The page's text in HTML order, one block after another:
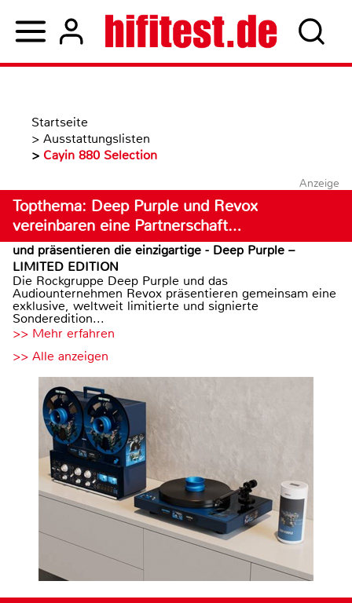
Startseite
> Ausstattungslisten
> Cayin 880 Selection
Anzeige
Topthema: Deep Purple und Revox
vereinbaren eine Partnerschaft…
und präsentieren die einzigartige - Deep Purple –
LIMITED EDITION
Die Rockgruppe Deep Purple und das
Audiounternehmen Revox präsentieren gemeinsam eine
exklusive, weltweit limitierte und signierte
Sonderedition...
>> Mehr erfahren
>> Alle anzeigen